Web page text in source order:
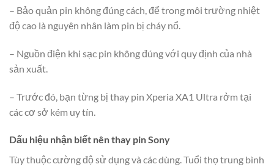
– Bảo quản pin không đúng cách, để trong môi trường nhiệt
độ cao là nguyên nhân làm pin bị cháy nổ.
– Nguồn điện khi sạc pin không đúng với quy định của nhà
sản xuất.
– Trước đó, bạn từng bị thay pin Xperia XA1 Ultra rởm tại
các cơ sở kém uy tín.
Dấu hiệu nhận biết nên thay pin Sony
Tùy thuộc cường độ sử dụng và các dùng. Tuổi thọ trung bình